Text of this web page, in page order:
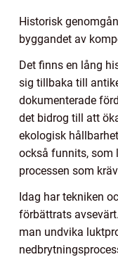
Historisk
byggandet av
Det finns en lång
sig tillbaka till
dokumenterade
det bidrog till att
ekologisk
också funnits, som
processen som
Idag har tekniken
förbättrats
man undvika